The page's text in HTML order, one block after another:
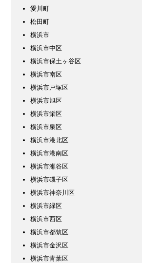
愛川町
松田町
横浜市
横浜市中区
横浜市保土ヶ谷区
横浜市南区
横浜市戸塚区
横浜市旭区
横浜市栄区
横浜市泉区
横浜市港北区
横浜市港南区
横浜市瀬谷区
横浜市磯子区
横浜市神奈川区
横浜市緑区
横浜市西区
横浜市都筑区
横浜市金沢区
横浜市青葉区